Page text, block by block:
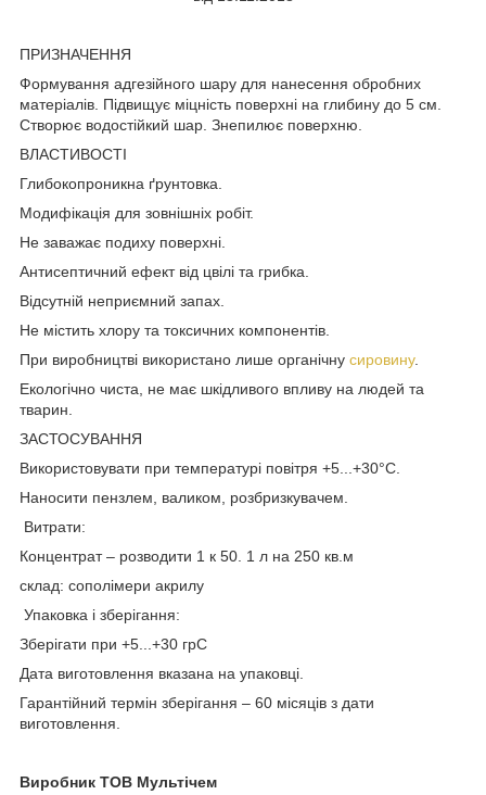
ПРИЗНАЧЕННЯ
Формування адгезійного шару для нанесення обробних
матеріалів. Підвищує міцність поверхні на глибину до 5 см.
Створює водостійкий шар. Знепилює поверхню.
ВЛАСТИВОСТІ
Глибокопроникна ґрунтовка.
Модифікація для зовнішніх робіт.
Не заважає подиху поверхні.
Антисептичний ефект від цвілі та грибка.
Відсутній неприємний запах.
Не містить хлору та токсичних компонентів.
При виробництві використано лише органічну сировину.
Екологічно чиста, не має шкідливого впливу на людей та
тварин.
ЗАСТОСУВАННЯ
Використовувати при температурі повітря +5...+30°С.
Наносити пензлем, валиком, розбризкувачем.
Витрати:
Концентрат – розводити 1 к 50. 1 л на 250 кв.м
склад: сополімери акрилу
Упаковка і зберігання:
Зберігати при +5...+30 грС
Дата виготовлення вказана на упаковці.
Гарантійний термін зберігання – 60 місяців з дати
виготовлення.
Виробник ТОВ Мультічем